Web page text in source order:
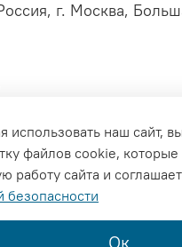
г. Москва,
использовать наш сайт,
файлов cookie,
работу сайта и
безопасности
Ок